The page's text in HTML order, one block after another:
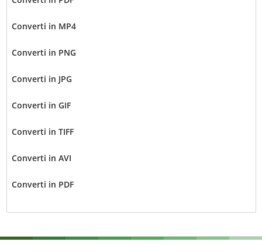
Converti in MP4
Converti in PNG
Converti in JPG
Converti in GIF
Converti in TIFF
Converti in AVI
Converti in PDF